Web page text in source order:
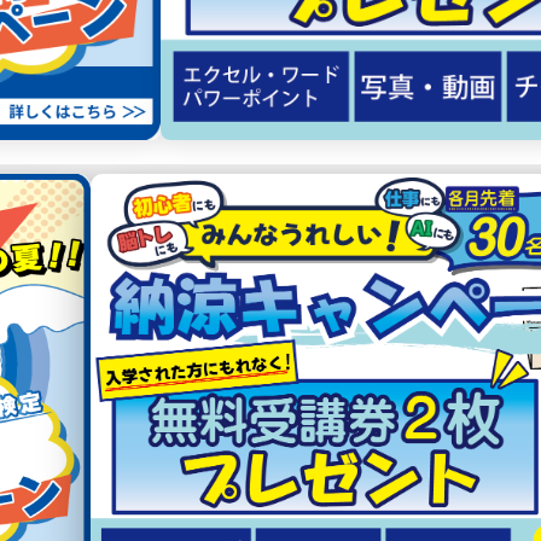
STRENGTHS
当校が選ばれる4つの理由
02 03